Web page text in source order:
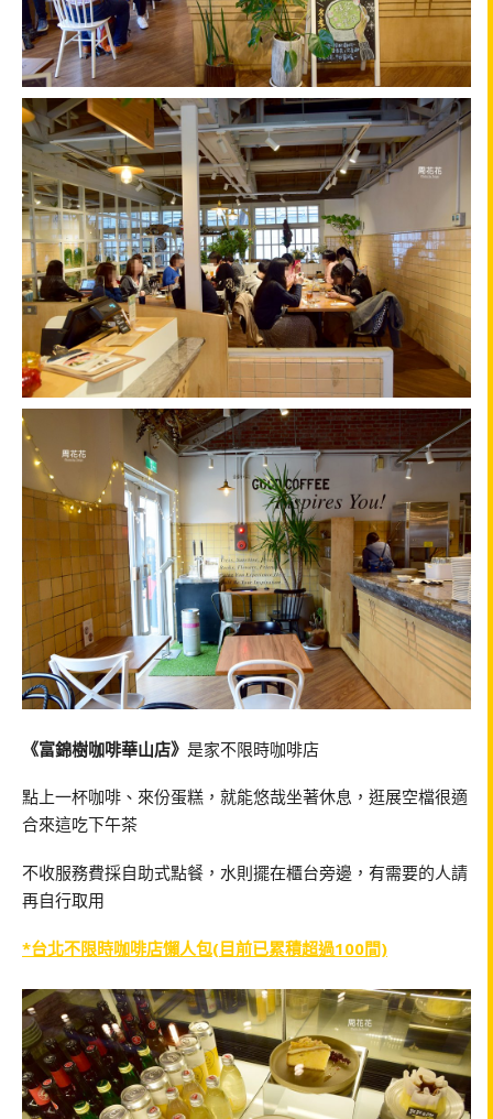
《富錦樹咖啡華山店》 是家不限時咖啡店
點上一杯咖啡、來份蛋糕，就能悠哉坐著休息，逛展空檔很適
合來這吃下午茶
不收服務費採自助式點餐，水則擺在櫃台旁邊，有需要的人請
再自行取用
*台北不限時咖啡店懶人包(目前已累積超過100間)